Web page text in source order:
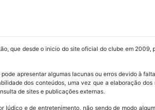
que desde o inicio do site oficial do clube em
apresentar algumas lacunas ou erros devido à
dos conteúdos, uma vez que a elaboração
de sites e publicações externas.
lúdico e de entretenimento, não sendo de modo